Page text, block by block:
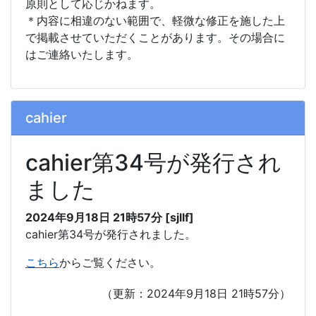
原則として応じかねます。
＊内容に相違のない範囲で、軽微な修正を施した上
で掲載させていただくことがあります。その場合に
はご連絡いたします。
cahier
cahier第34号が発行され
ました
2024年9月18日 21時57分 [sjllf]
cahier第34号が発行されました。
こちらからご覧ください。
（更新：2024年9月18日 21時57分）